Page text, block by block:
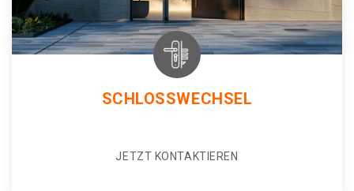
SCHLOSSWECHSEL
JETZT KONTAKTIEREN